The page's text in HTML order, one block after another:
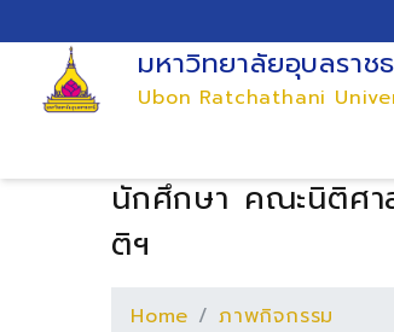
มหาวิทยาลัยอุบลราช
Ubon Ratchathani
นักศึกษา คณะนิติศา
ติฯ
Home ภาพกิจกรรม